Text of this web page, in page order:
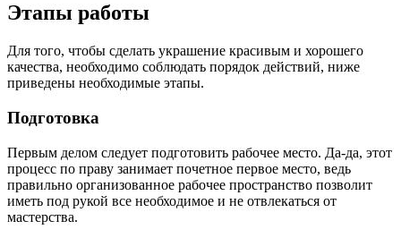
Этапы работы
Для того, чтобы сделать украшение красивым и хорошего
качества, необходимо соблюдать порядок действий, ниже
приведены необходимые этапы.
Подготовка
Первым делом следует подготовить рабочее место. Да-да, этот
процесс по праву занимает почетное первое место, ведь
правильно организованное рабочее пространство позволит
иметь под рукой все необходимое и не отвлекаться от
мастерства.